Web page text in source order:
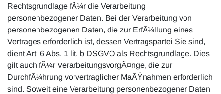
Rechtsgrundlage fÃ¼r die Verarbeitung
personenbezogener Daten. Bei der Verarbeitung von
personenbezogenen Daten, die zur ErfÃ¼llung eines
Vertrages erforderlich ist, dessen Vertragspartei Sie sind,
dient Art. 6 Abs. 1 lit. b DSGVO als Rechtsgrundlage. Dies
gilt auch fÃ¼r VerarbeitungsvorgÃ¤nge, die zur
DurchfÃ¼hrung vorvertraglicher MaÃŸnahmen erforderlich
sind. Soweit eine Verarbeitung personenbezogener Daten